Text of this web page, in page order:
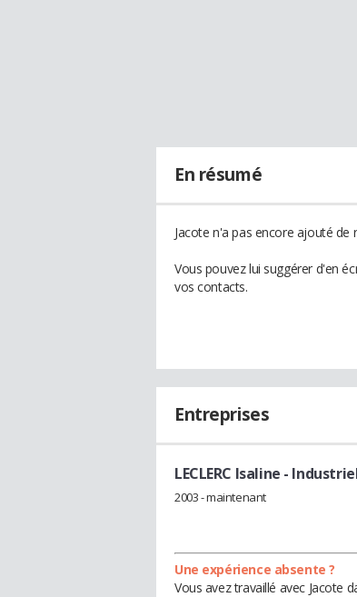
En résumé
Jacote n'a pas encore ajouté de
Vous pouvez lui suggérer d'en
vos contacts.
Entreprises
LECLERC Isaline -
2003 - maintenant
Une expérience absente ?
Vous avez travaillé avec Jacote